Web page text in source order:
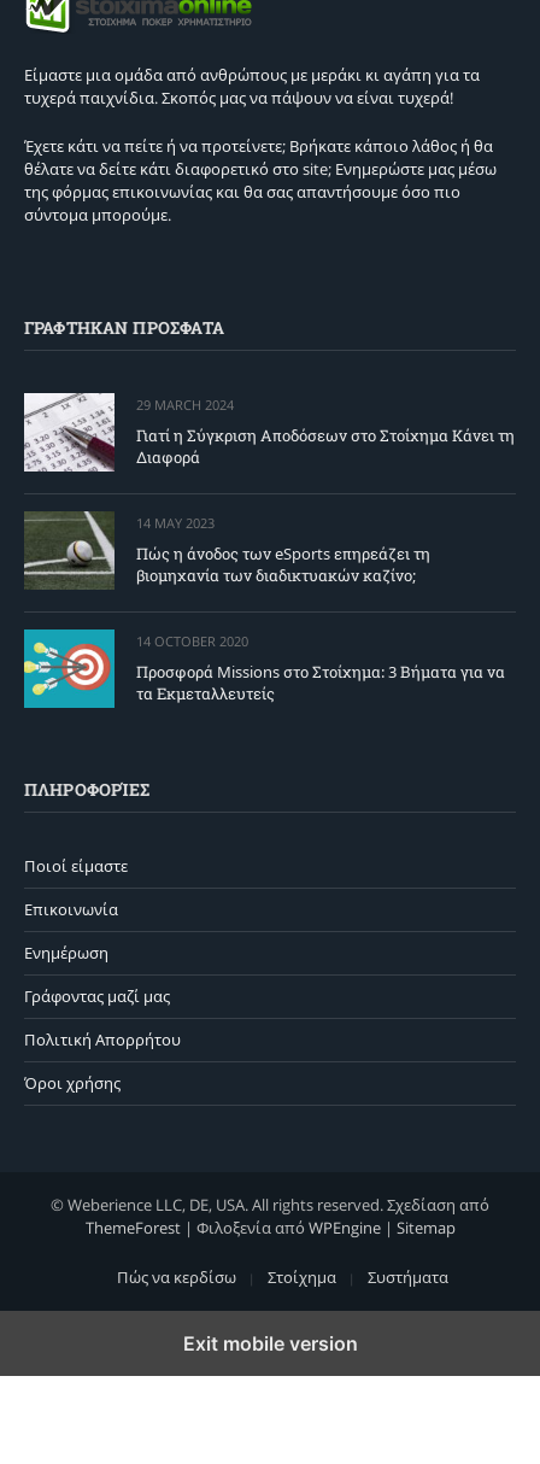
Είμαστε μια ομάδα από ανθρώπους με μεράκι κι αγάπη για τα
τυχερά παιχνίδια. Σκοπός μας να πάψουν να είναι τυχερά!
Έχετε κάτι να πείτε ή να προτείνετε; Βρήκατε κάποιο λάθος ή θα
θέλατε να δείτε κάτι διαφορετικό στο site; Ενημερώστε μας μέσω
της φόρμας επικοινωνίας και θα σας απαντήσουμε όσο πιο
σύντομα μπορούμε.
ΓΡΑΦΤΗΚΑΝ ΠΡΟΣΦΑΤΑ
29 MARCH 2024
Γιατί η Σύγκριση Αποδόσεων στο Στοίχημα Κάνει τη
Διαφορά
14 MAY 2023
Πώς η άνοδος των eSports επηρεάζει τη
βιομηχανία των διαδικτυακών καζίνο;
14 OCTOBER 2020
Προσφορά Missions στο Στοίχημα: 3 Βήματα για να
τα Εκμεταλλευτείς
ΠΛΗΡΟΦΟΡΊΕΣ
Ποιοί είμαστε
Επικοινωνία
Ενημέρωση
Γράφοντας μαζί μας
Πολιτική Απορρήτου
Όροι χρήσης
© Weberience LLC, DE, USA. All rights reserved. Σχεδίαση από
ThemeForest| Φιλοξενία από WPEngine| Sitemap
Πώς να κερδίσω Στοίχημα Συστήματα
Exit mobile version